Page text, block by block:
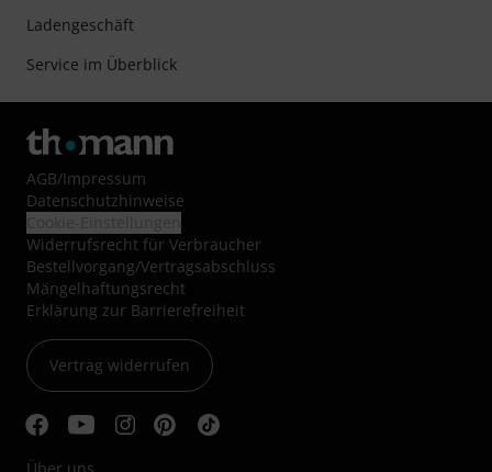
Ladengeschäft
Service im Überblick
AGB/Impressum
Datenschutzhinweise
Widerrufsrecht für Verbraucher
Bestellvorgang/Vertragsabschluss
Mängelhaftungsrecht
Erklärung zur Barrierefreiheit
Vertrag widerrufen